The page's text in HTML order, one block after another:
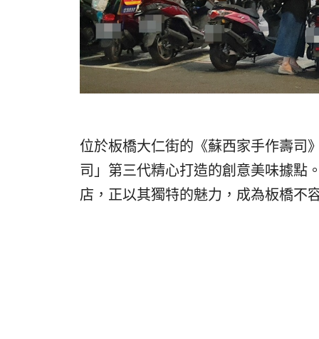
位於板橋大仁街的《蘇西家手作壽司
司」第三代精心打造的創意美味據點
店，正以其獨特的魅力，成為板橋不